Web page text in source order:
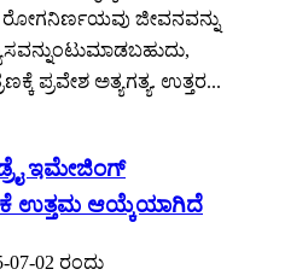
ರೋಗನಿರ್ಣಯವು ಜೀವನವನ್ನು
ಪ್ರವೇಶ ಅತ್ಯಗತ್ಯ. ಉತ್ತರ...
ಇಮೇಜಿಂಗ್
ಉತ್ತಮ ಆಯ್ಕೆಯಾಗಿದೆ
02 ರಂದು